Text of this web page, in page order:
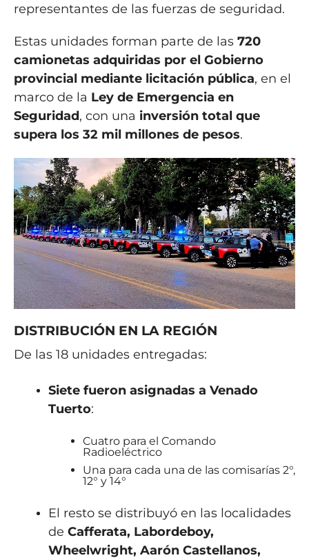
representantes de las fuerzas de seguridad.
Estas unidades forman parte de las 720
camionetas adquiridas por el Gobierno
provincial mediante licitación pública, en el
marco de la Ley de Emergencia en
Seguridad, con una inversión total que
supera los 32 mil millones de pesos.
DISTRIBUCIÓN EN LA REGIÓN
De las 18 unidades entregadas:
Siete fueron asignadas a Venado
Tuerto:
Cuatro para el Comando
Radioeléctrico
Una para cada una de las comisarías 2°,
12° y 14°
El resto se distribuyó en las localidades
de Cafferata, Labordeboy,
Wheelwright, Aarón Castellanos,